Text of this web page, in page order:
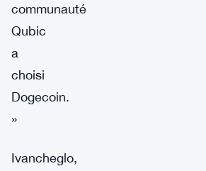
communauté
Qubic
a
choisi
Dogecoin.
»
Ivancheglo,